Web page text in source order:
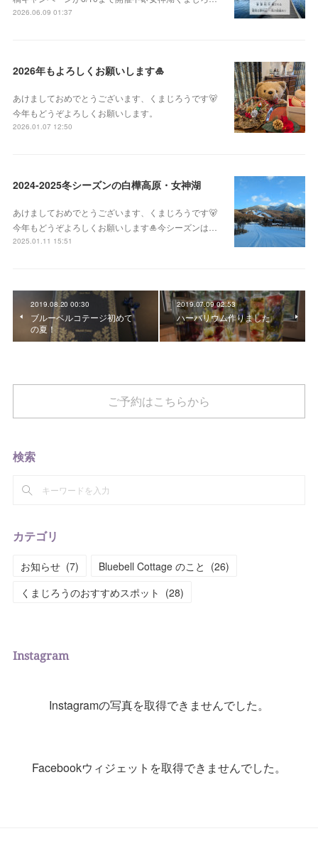
2026.06.09 01:37
2026年もよろしくお願いします🎍
あけましておめでとうございます、くまじろうです🐻
今年もどうぞよろしくお願いします。
2026.01.07 12:50
2024-2025冬シーズンの白樺高原・女神湖
あけましておめでとうございます、くまじろうです🐻
今年もどうぞよろしくお願いします🎍今シーズンは…
2025.01.11 15:51
2019.08.20 00:30
ブルーベルコテージ初めて
の夏！
2019.07.09 02:53
ハーバリウム作りました
ご予約はこちらから
検索
カテゴリ
お知らせ (7) Bluebell Cottage のこと (26)
くまじろうのおすすめスポット (28)
Instagram
Instagramの写真を取得できませんでした。
Facebookウィジェットを取得できませんでした。